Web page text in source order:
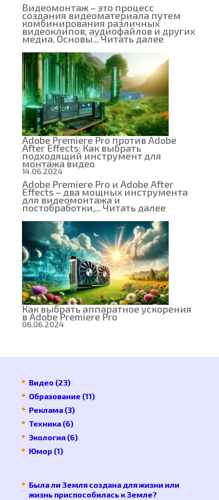
Видеомонтаж – это процесс
создания видеоматериала путем
комбинирования различных
видеоклипов, аудиофайлов и других
медиа. Основы...Читать далее:
Введение
основы
и
кодеков
Adobe Premiere Pro против Adobe
After Effects: Как выбрать
подходящий инструмент для
монтажа видео
14.06.2024
Adobe Premiere Pro и Adobe After
Effects – два мощных инструмента
для видеомонтажа и
постобработки,...Читать далее:
Adobe
Premiere
Pro
против
After
Effects:
Как
выбрать
для
монтажа
видео
Как выбрать аппаратное ускорения
в Adobe Premiere Pro
06.06.2024
Видео (23)
Образование (11)
Реклама(3)
Техника(6)
Экология(6)
Юмор (1)
Была ли Земля создана для жизни или
жизнь приспособилась к Земле?